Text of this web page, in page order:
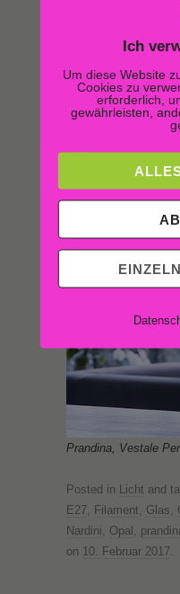
Prandina, Vestale
Posted in Licht and
E27 Filament Glas
Nardini
Opal
on 10. Februar 2017
Ich
Um diese Website
Cookies zu
erforderlich,
gewährleisten,